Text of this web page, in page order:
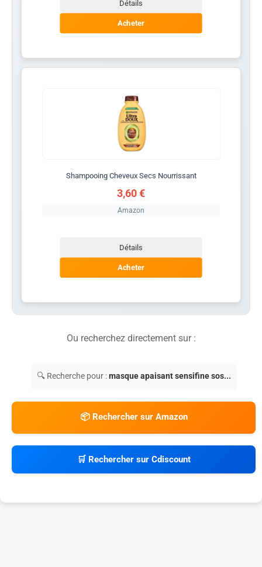
Détails
Acheter
Shampooing Cheveux Secs Nourrissant
3,60 €
Amazon
Détails
Acheter
Ou recherchez directement sur :
🔍 Recherche pour :masque apaisant sensifine sos...
📦 Rechercher sur Amazon
🛒 Rechercher sur Cdiscount